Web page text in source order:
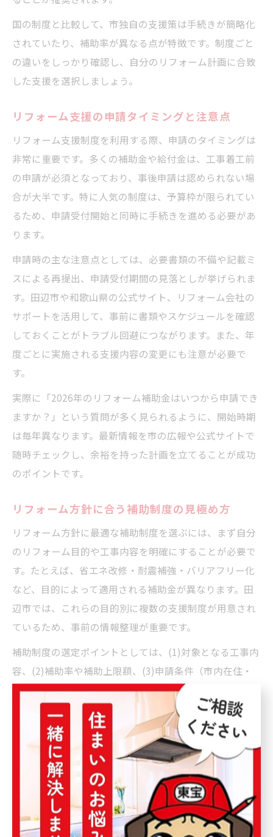
国の制度と比較して、市独自の支援策は手続きが簡略化
されていたり、補助率が異なる点が特徴です。制度ごと
の違いをしっかり確認し、自分のリフォーム計画に合致
した支援を選択しましょう。
リフォーム支援の申請タイミングと注意点
リフォーム支援制度を利用する際、申請のタイミングは
非常に重要です。多くの補助金や給付金は、工事着工前
の申請が必須となっており、事後申請は認められない場
合が大半です。特に人気の制度は、予算枠が限られてい
るため、申請受付開始と同時に手続きを進める必要があ
ります。
申請時の主な注意点としては、必要書類の不備や記載ミ
スによる再提出、申請受付期間の見落としが挙げられま
す。田辺市や和歌山県の公式サイト、リフォーム会社の
サポートを活用して、事前に書類やスケジュールを確認
しておくことがトラブル回避につながります。また、年
度ごとに実施される支援内容の変更にも注意が必要で
す。
実際に「2026年のリフォーム補助金はいつから申請でき
ますか？」という質問が多く見られるように、開始時期
は毎年異なります。最新情報を市の広報や公式サイトで
随時チェックし、余裕を持った計画を立てることが成功
のポイントです。
リフォーム方針に合う補助制度の見極め方
リフォーム方針に最適な補助制度を選ぶには、まず自分
のリフォーム目的や工事内容を明確にすることが必要で
す。たとえば、省エネ改修・耐震補強・バリアフリー化
など、目的によって適用される補助金が異なります。田
辺市では、これらの目的別に複数の支援制度が用意され
ているため、事前の情報整理が重要です。
補助制度の選定ポイントとしては、(1)対象となる工事内
容、(2)補助率や補助上限額、(3)申請条件（市内在住・
施工業者の指定など）を確認しましょう。たとえば、バ
リアフリー改修なら高齢者世帯向けの補助金、耐震補強
なら国や県の耐震化推進事業が該当します。複数の補助
金を併用できる場合もあるため、リフォーム会社や行政
窓口で相談するのがおすすめです。
失敗例として「自宅の断熱工事をしたが、事前申請を忘
れて補助金を受けられなかった」という声もあります。
方針を立てた段階で、具体的な制度と手続きを必ずチェ